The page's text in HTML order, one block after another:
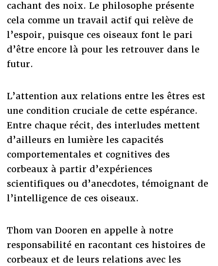
cachant des noix. Le philosophe présente
cela comme un travail actif qui relève de
l’espoir, puisque ces oiseaux font le pari
d’être encore là pour les retrouver dans le
futur.
L’attention aux relations entre les êtres est
une condition cruciale de cette espérance.
Entre chaque récit, des interludes mettent
d’ailleurs en lumière les capacités
comportementales et cognitives des
corbeaux à partir d’expériences
scientifiques ou d’anecdotes, témoignant de
l’intelligence de ces oiseaux.
Thom van Dooren en appelle à notre
responsabilité en racontant ces histoires de
corbeaux et de leurs relations avec les